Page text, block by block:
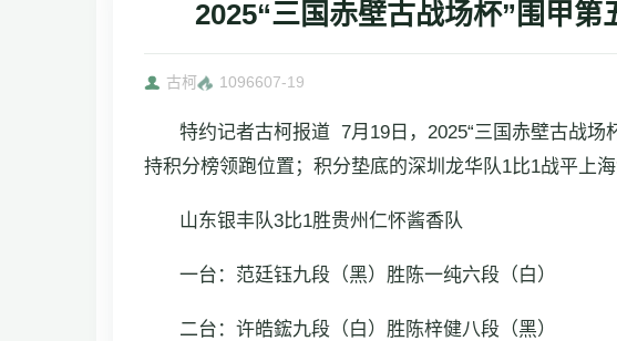
2025“三国赤壁古战场杯”围甲
古柯 1096607-19
特约记者古柯报道 7月19日，2025“三国赤壁古战
持积分榜领跑位置；积分垫底的深圳龙华队1比1战平上
山东银丰队3比1胜贵州仁怀酱香队
一台：范廷钰九段（黑）胜陈一纯六段（白）
二台：许皓鋐九段（白）胜陈梓健八段（黑）